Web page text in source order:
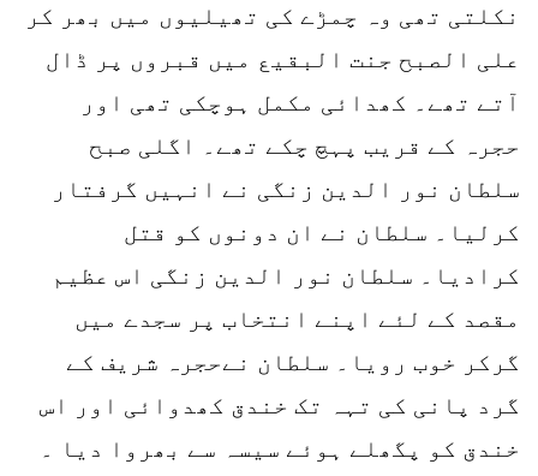
نکلتی تھی وہ چمڑے کی تھیلیوں میں بھر کر
علی الصبح جنت البقیع میں قبروں پر ڈال
آتے تھے۔ کھدائی مکمل ہوچکی تھی اور
حجرہ کے قریب پہچ چکے تھے۔ اگلی صبح
سلطان نور الدین زنگی نے انہیں گرفتار
کرلیا۔ سلطان نے ان دونوں کو قتل
کرادیا۔ سلطان نور الدین زنگی اس عظیم
مقصد کے لئے اپنے انتخاب پر سجدے میں
گرکر خوب رویا۔ سلطان نےحجرہ شریف کے
گرد پانی کی تہہ تک خندق کھدوائی اور اس
خندق کو پگھلے ہوئے سیسہ سے بھروا دیا ۔